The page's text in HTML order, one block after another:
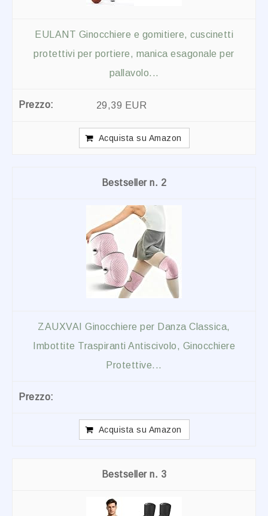
EULANT Ginocchiere e gomitiere, cuscinetti
protettivi per portiere, manica esagonale per
pallavolo...
29,39 EUR
Acquista su Amazon
2
ZAUXVAI Ginocchiere per Danza Classica,
Imbottite Traspiranti Antiscivolo, Ginocchiere
Protettive...
Acquista su Amazon
3